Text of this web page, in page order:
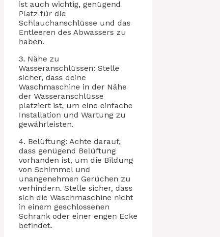
ist auch wichtig, genügend
Platz für die
Schlauchanschlüsse und das
Entleeren des Abwassers zu
haben.
3. Nähe zu
Wasseranschlüssen: Stelle
sicher, dass deine
Waschmaschine in der Nähe
der Wasseranschlüsse
platziert ist, um eine einfache
Installation und Wartung zu
gewährleisten.
4. Belüftung: Achte darauf,
dass genügend Belüftung
vorhanden ist, um die Bildung
von Schimmel und
unangenehmen Gerüchen zu
verhindern. Stelle sicher, dass
sich die Waschmaschine nicht
in einem geschlossenen
Schrank oder einer engen Ecke
befindet.